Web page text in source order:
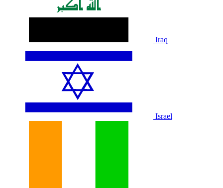
Iraq
Israel